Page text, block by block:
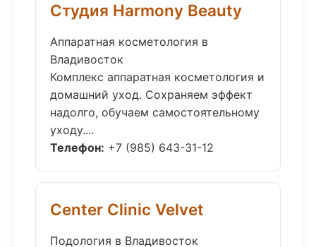
Студия Harmony Beauty
Аппаратная косметология в
Владивосток
Комплекс аппаратная косметология и
домашний уход. Сохраняем эффект
надолго, обучаем самостоятельному
уходу....
Телефон: +7 (985) 643-31-12
Center Clinic Velvet
Подология в Владивосток